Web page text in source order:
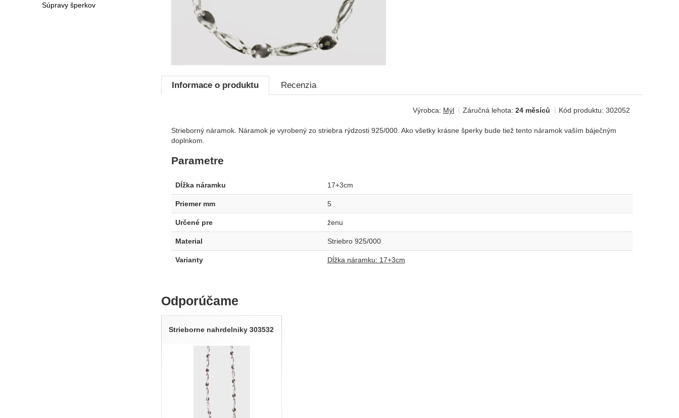
Informace o produktu Recenzia
Výrobca: Mýl Záručná lehota: 24 měsíců Kód produktu: 302052
Strieborný náramok. Náramok je vyrobený zo striebra rýdzosti 925/000. Ako všetky krásne šperky bude tiež tento náramok vaším báječným
doplnkom.
Parametre
Dĺžka náramku 17+3cm
Priemer mm 5
Určené pre ženu
Material Striebro 925/000
Varianty Dĺžka náramku: 17+3cm
Odporúčame
Strieborne nahrdelniky 303532
Súpravy šperkov